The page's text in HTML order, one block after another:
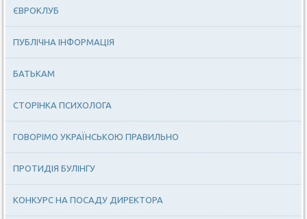
ЄВРОКЛУБ
ПУБЛІЧНА ІНФОРМАЦІЯ
БАТЬКАМ
СТОРІНКА ПСИХОЛОГА
ГОВОРІМО УКРАЇНСЬКОЮ ПРАВИЛЬНО
ПРОТИДІЯ БУЛІНГУ
КОНКУРС НА ПОСАДУ ДИРЕКТОРА